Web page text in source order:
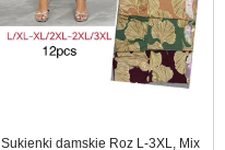
Sukienki damskie Roz L-3XL, Mix